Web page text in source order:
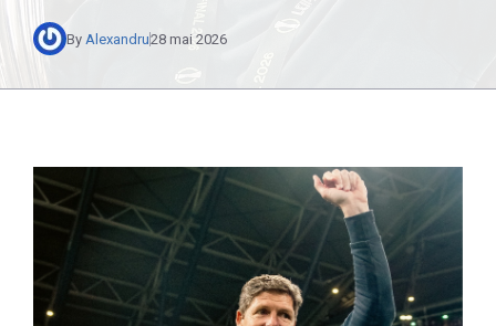
By Alexandru28 mai 2026